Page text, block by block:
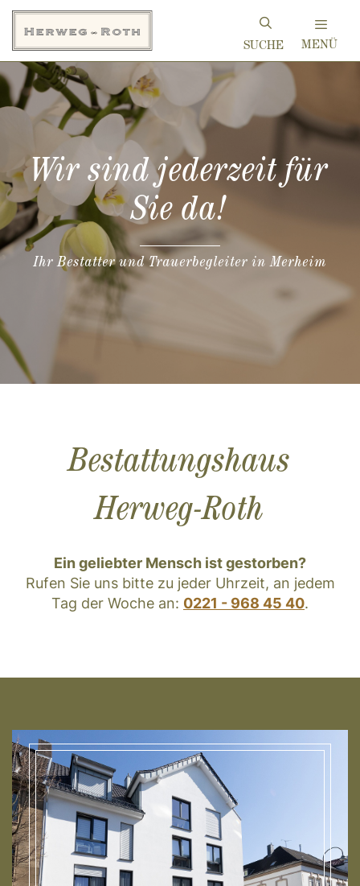
Zum
Inhalt
springen
MENÜ
Wir sind jederzeit für
Sie da!
Ihr Bestatter und Trauerbegleiter in Merheim
Bestattungshaus
Herweg-Roth
Ein geliebter Mensch ist gestorben?
Rufen Sie uns bitte zu jeder Uhrzeit, an jedem
Tag der Woche an: 0221 - 968 45 40.